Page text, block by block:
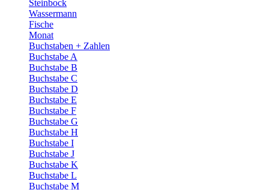
Steinbock
Wassermann
Fische
Monat
Buchstaben + Zahlen
Buchstabe A
Buchstabe B
Buchstabe C
Buchstabe D
Buchstabe E
Buchstabe F
Buchstabe G
Buchstabe H
Buchstabe I
Buchstabe J
Buchstabe K
Buchstabe L
Buchstabe M